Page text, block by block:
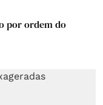
por ordem do